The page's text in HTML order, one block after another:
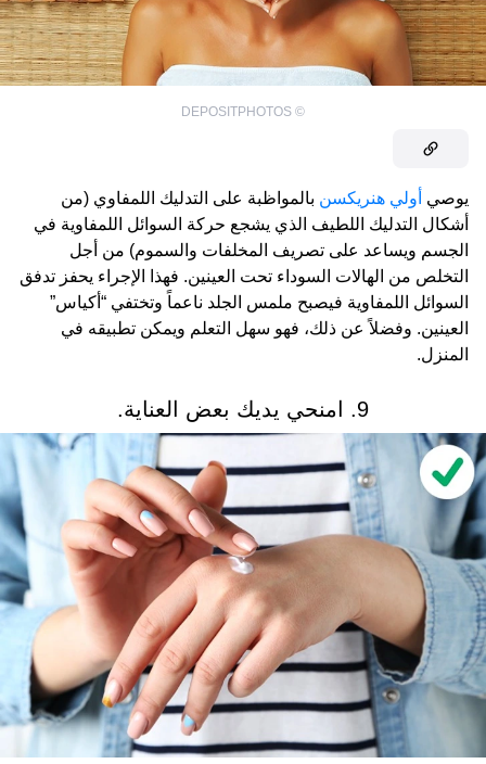
©
DEPOSITPHOTOS
يوصي أولي هنريكسن بالمواظبة على التدليك اللمفاوي (من
أشكال التدليك اللطيف الذي يشجع حركة السوائل اللمفاوية في
الجسم ويساعد على تصريف المخلفات والسموم) من أجل
التخلص من الهالات السوداء تحت العينين. فهذا الإجراء يحفز تدفق
السوائل اللمفاوية فيصبح ملمس الجلد ناعماً وتختفي “أكياس”
العينين. وفضلاً عن ذلك، فهو سهل التعلم ويمكن تطبيقه في
المنزل.
9. امنحي يديك بعض العناية.